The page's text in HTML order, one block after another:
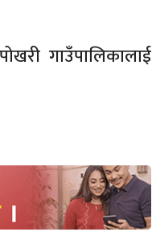
गाउँपालिकालाई